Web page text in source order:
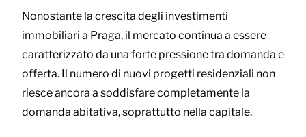
Nonostante la crescita degli investimenti
immobiliari a Praga, il mercato continua a essere
caratterizzato da una forte pressione tra domanda e
offerta. Il numero di nuovi progetti residenziali non
riesce ancora a soddisfare completamente la
domanda abitativa, soprattutto nella capitale.